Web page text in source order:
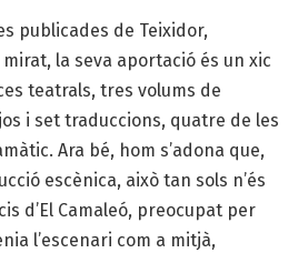
publicades de Teixidor,
la seva aportació és un xic
teatrals, tres volums de
i set traduccions, quatre de les
Ara bé, hom s’adona que,
escènica, això tan sols n’és
d’El Camaleó, preocupat per
l’escenari com a mitjà,